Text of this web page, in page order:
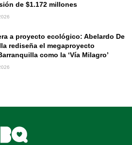
de $1.172 millones
a proyecto ecológico: Abelardo De
rediseña el megaproyecto
como la ‘Vía Milagro’